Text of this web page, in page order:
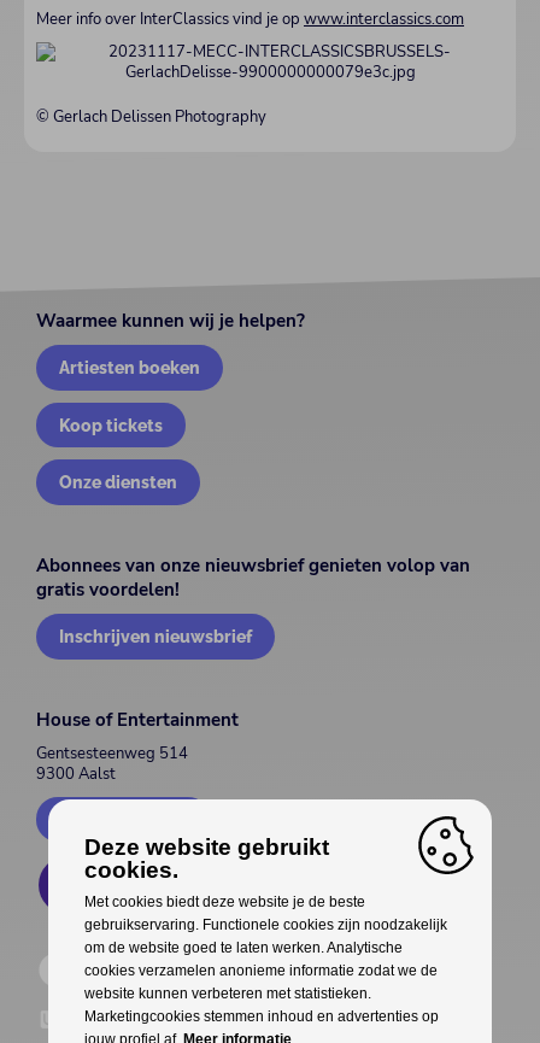
Meer info over InterClassics vind je op www.interclassics.com
© Gerlach Delissen Photography
Waarmee kunnen wij je helpen?
Artiesten boeken
Koop tickets
Onze diensten
Abonnees van onze nieuwsbrief genieten volop van
gratis voordelen!
Inschrijven nieuwsbrief
House of Entertainment
Gentsesteenweg 514
9300 Aalst
Deze website gebruikt
cookies.
Met cookies biedt deze website je de beste
gebruikservaring. Functionele cookies zijn noodzakelijk
om de website goed te laten werken. Analytische
cookies verzamelen anonieme informatie zodat we de
website kunnen verbeteren met statistieken.
Marketingcookies stemmen inhoud en advertenties op
jouw profiel af. Meer informatie